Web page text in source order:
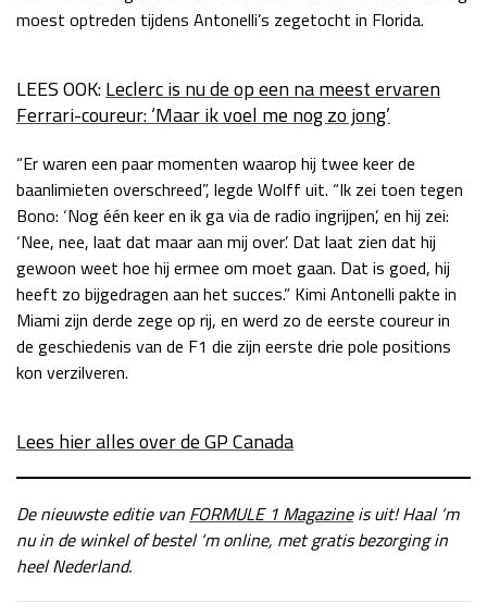
Race
zo 17:00 - 19:00
moest optreden tijdens Antonelli’s zegetocht in Florida.
LEES OOK:Leclerc is nu de op een na meest ervaren
Ferrari-coureur: ‘Maar ik voel me nog zo jong’
“Er waren een paar momenten waarop hij twee keer de
baanlimieten overschreed”, legde Wolff uit. “Ik zei toen tegen
Bono: ‘Nog één keer en ik ga via de radio ingrijpen’, en hij zei:
‘Nee, nee, laat dat maar aan mij over’. Dat laat zien dat hij
gewoon weet hoe hij ermee om moet gaan. Dat is goed, hij
heeft zo bijgedragen aan het succes.” Kimi Antonelli pakte in
Miami zijn derde zege op rij, en werd zo de eerste coureur in
de geschiedenis van de F1 die zijn eerste drie pole positions
kon verzilveren.
Lees hier alles over de GP Canada
De nieuwste editie van FORMULE 1 Magazineis uit! Haal ‘m
nu in de winkel of bestel ‘m online, met gratis bezorging in
heel Nederland.